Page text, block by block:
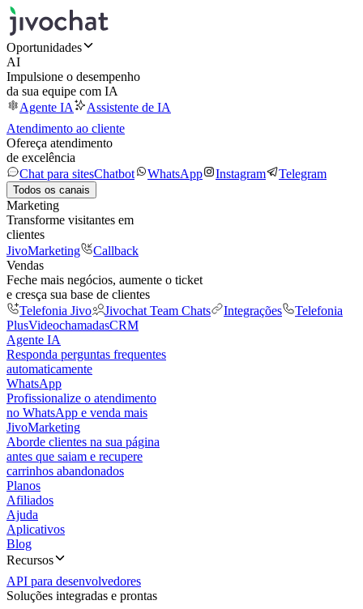
Oportunidades
AI
Impulsione o desempenho
da sua equipe com IA
Agente IA
Assistente de IA
Atendimento ao cliente
Ofereça atendimento
de excelência
Chat para sitesChatbot WhatsApp Instagram Telegram
Todos os canais
Marketing
Transforme visitantes em
clientes
JivoMarketing
Callback
Vendas
Feche mais negócios, aumente o ticket
e cresça sua base de clientes
Telefonia Jivo
Jivochat Team Chats Integrações
Telefonia
PlusVideochamadasCRM
Agente IA
Responda perguntas frequentes
automaticamente
WhatsApp
Profissionalize o atendimento
no WhatsApp e venda mais
JivoMarketing
Aborde clientes na sua página
antes que saiam e recupere
carrinhos abandonados
Planos
Afiliados
Ajuda
Aplicativos
Blog
Recursos
API para desenvolvedores
Soluções integradas e prontas